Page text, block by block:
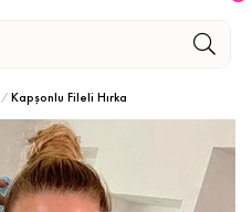
Kapşonlu Fileli Hırka